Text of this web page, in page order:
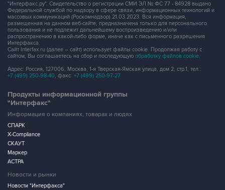
"Интерфакс.ру". Свидетельство о регистрации СМИ ЭЛ № ФС 77 - 84928 выдано
Федеральной службой по надзору в сфере связи, информационных технологий и
массовых коммуникаций (Роскомнадзор) 21.03.2023. Вся информация,
размещенная на данном веб-сайте, предназначена только для персонального
пользования и не подлежит дальнейшему воспроизведению и/или
распространению в какой-либо форме, иначе как с письменного разрешения
Интерфакса.
Сайт Interfax.ru (далее – сайт) использует файлы cookie. Продолжая работу с
сайтом, Вы соглашаетесь на сбор и последующую обработку файлов cookie.
Адрес: Россия, 127006, Москва, 1-я Тверская-Ямская улица, дом 2, стр.1, тел.:
+7 (499) 250-98-40, факс: +7 (499) 250-97-27
Продукты информационной группы
"Интерфакс"
Информация о компаниях, товарах и людях
СПАРК
X-Compliance
СКАУТ
Маркер
АСТРА
Новости и рынки
Новости "Интерфакса"